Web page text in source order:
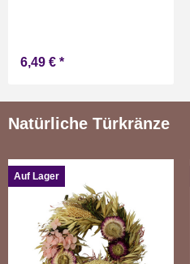
6,49 € *
Natürliche Türkränze
Auf Lager